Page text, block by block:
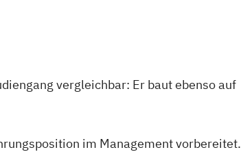
vergleichbar: Er baut ebenso auf
im Management vorbereitet.